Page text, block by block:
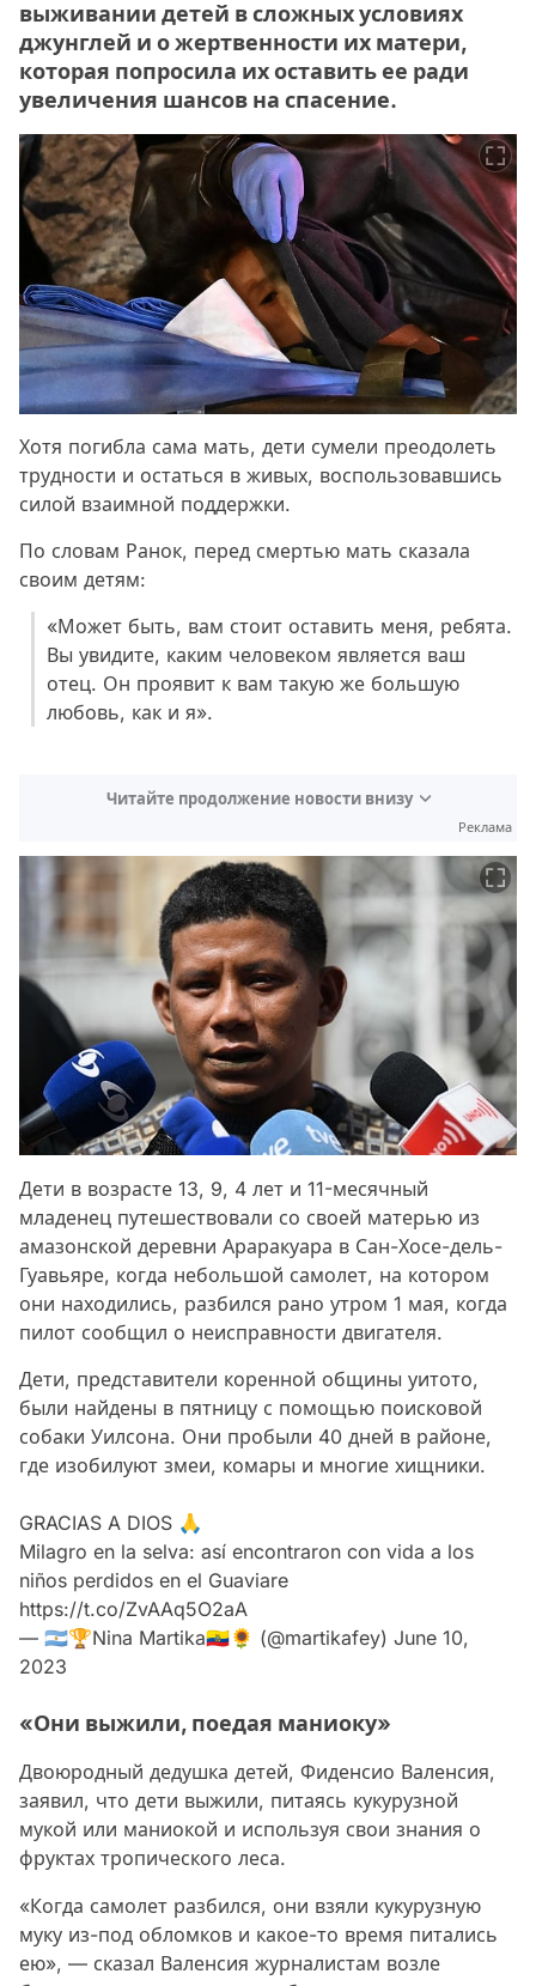
выживании детей в сложных условиях
джунглей и о жертвенности их матери,
которая попросила их оставить ее ради
увеличения шансов на спасение.
Хотя погибла сама мать, дети сумели преодолеть
трудности и остаться в живых, воспользовавшись
силой взаимной поддержки.
По словам Ранок, перед смертью мать сказала
своим детям:
«Может быть, вам стоит оставить меня, ребята.
Вы увидите, каким человеком является ваш
отец. Он проявит к вам такую ​​же большую
любовь, как и я».
Читайте продолжение новости внизу
Реклама
Дети в возрасте 13, 9, 4 лет и 11-месячный
младенец путешествовали со своей матерью из
амазонской деревни Араракуара в Сан-Хосе-дель-
Гуавьяре, когда небольшой самолет, на котором
они находились, разбился рано утром 1 мая, когда
пилот сообщил о неисправности двигателя.
Дети, представители коренной общины уитото,
были найдены в пятницу с помощью поисковой
собаки Уилсона. Они пробыли 40 дней в районе,
где изобилуют змеи, комары и многие хищники.
GRACIAS A DIOS 🙏
Milagro en la selva: así encontraron con vida a los
niños perdidos en el Guaviare
https://t.co/ZvAAq5O2aA
— 🇦🇷🏆Nina Martika🇪🇨🌻 (@martikafey) June 10,
2023
«Они выжили, поедая маниоку»
Двоюродный дедушка детей, Фиденсио Валенсия,
заявил, что дети выжили, питаясь кукурузной
мукой или маниокой и используя свои знания о
фруктах тропического леса.
«Когда самолет разбился, они взяли кукурузную
муку из-под обломков и какое-то время питались
ею», — сказал Валенсия журналистам возле